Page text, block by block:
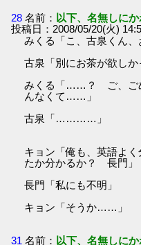
28 名前： 以下、名無しに
投稿日：2008/05/20(火)
みくる「こ、古泉くん、
古泉「別にお茶が欲しか
みくる「……？ ご、ご
んなくて……」
古泉「…………」
キョン「俺も、英語よ
たか分かるか？ 長門」
長門「私にも不明」
キョン「そうか……」
31 名前： 以下、名無しに